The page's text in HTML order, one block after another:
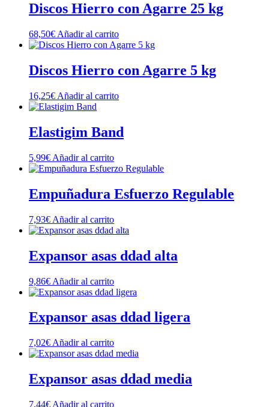
Discos Hierro con Agarre 25 kg
68,50€ Añadir al carrito
Discos Hierro con Agarre 5 kg
16,25€ Añadir al carrito
Elastigim Band
5,99€ Añadir al carrito
Empuñadura Esfuerzo Regulable
7,93€ Añadir al carrito
Expansor asas ddad alta
9,86€ Añadir al carrito
Expansor asas ddad ligera
7,02€ Añadir al carrito
Expansor asas ddad media
7,44€ Añadir al carrito